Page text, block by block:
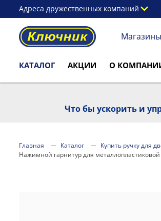
Адреса дружественных компаний
КАТАЛОГ АКЦИИ О
Что бы ускорить и
Главная Каталог Купить ручку для
Нажимной гарнитур для